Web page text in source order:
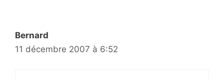
Bernard
11 décembre 2007 à 6:52